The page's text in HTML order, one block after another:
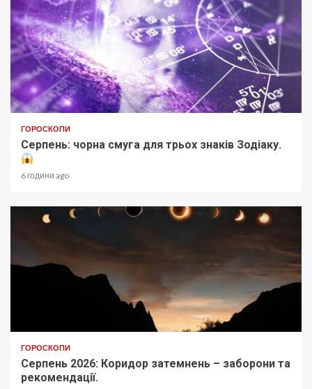
ГОРОСКОПИ
Серпень: чорна смуга для трьох знаків Зодіаку.
6 години ago
ГОРОСКОПИ
Серпень 2026: Коридор затемнень – заборони та
рекомендації.